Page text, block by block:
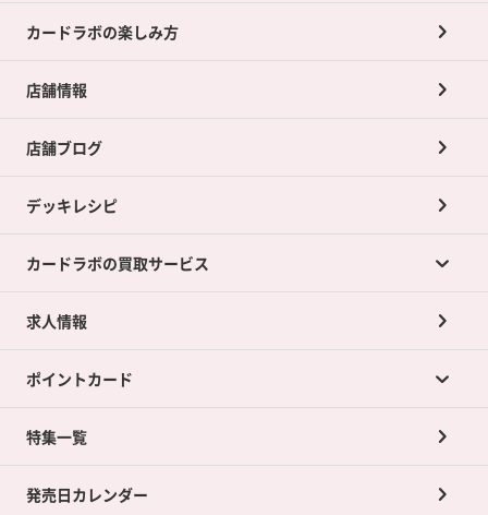
カードラボの楽しみ方
店舗情報
店舗ブログ
デッキレシピ
カードラボの買取サービス
カードラボの買取サービスTOP
店舗買取について
ネット買取について
買取承諾書について
求人情報
ポイントカード
ポイントカードTOP
ポイント交換景品
特集一覧
発売日カレンダー